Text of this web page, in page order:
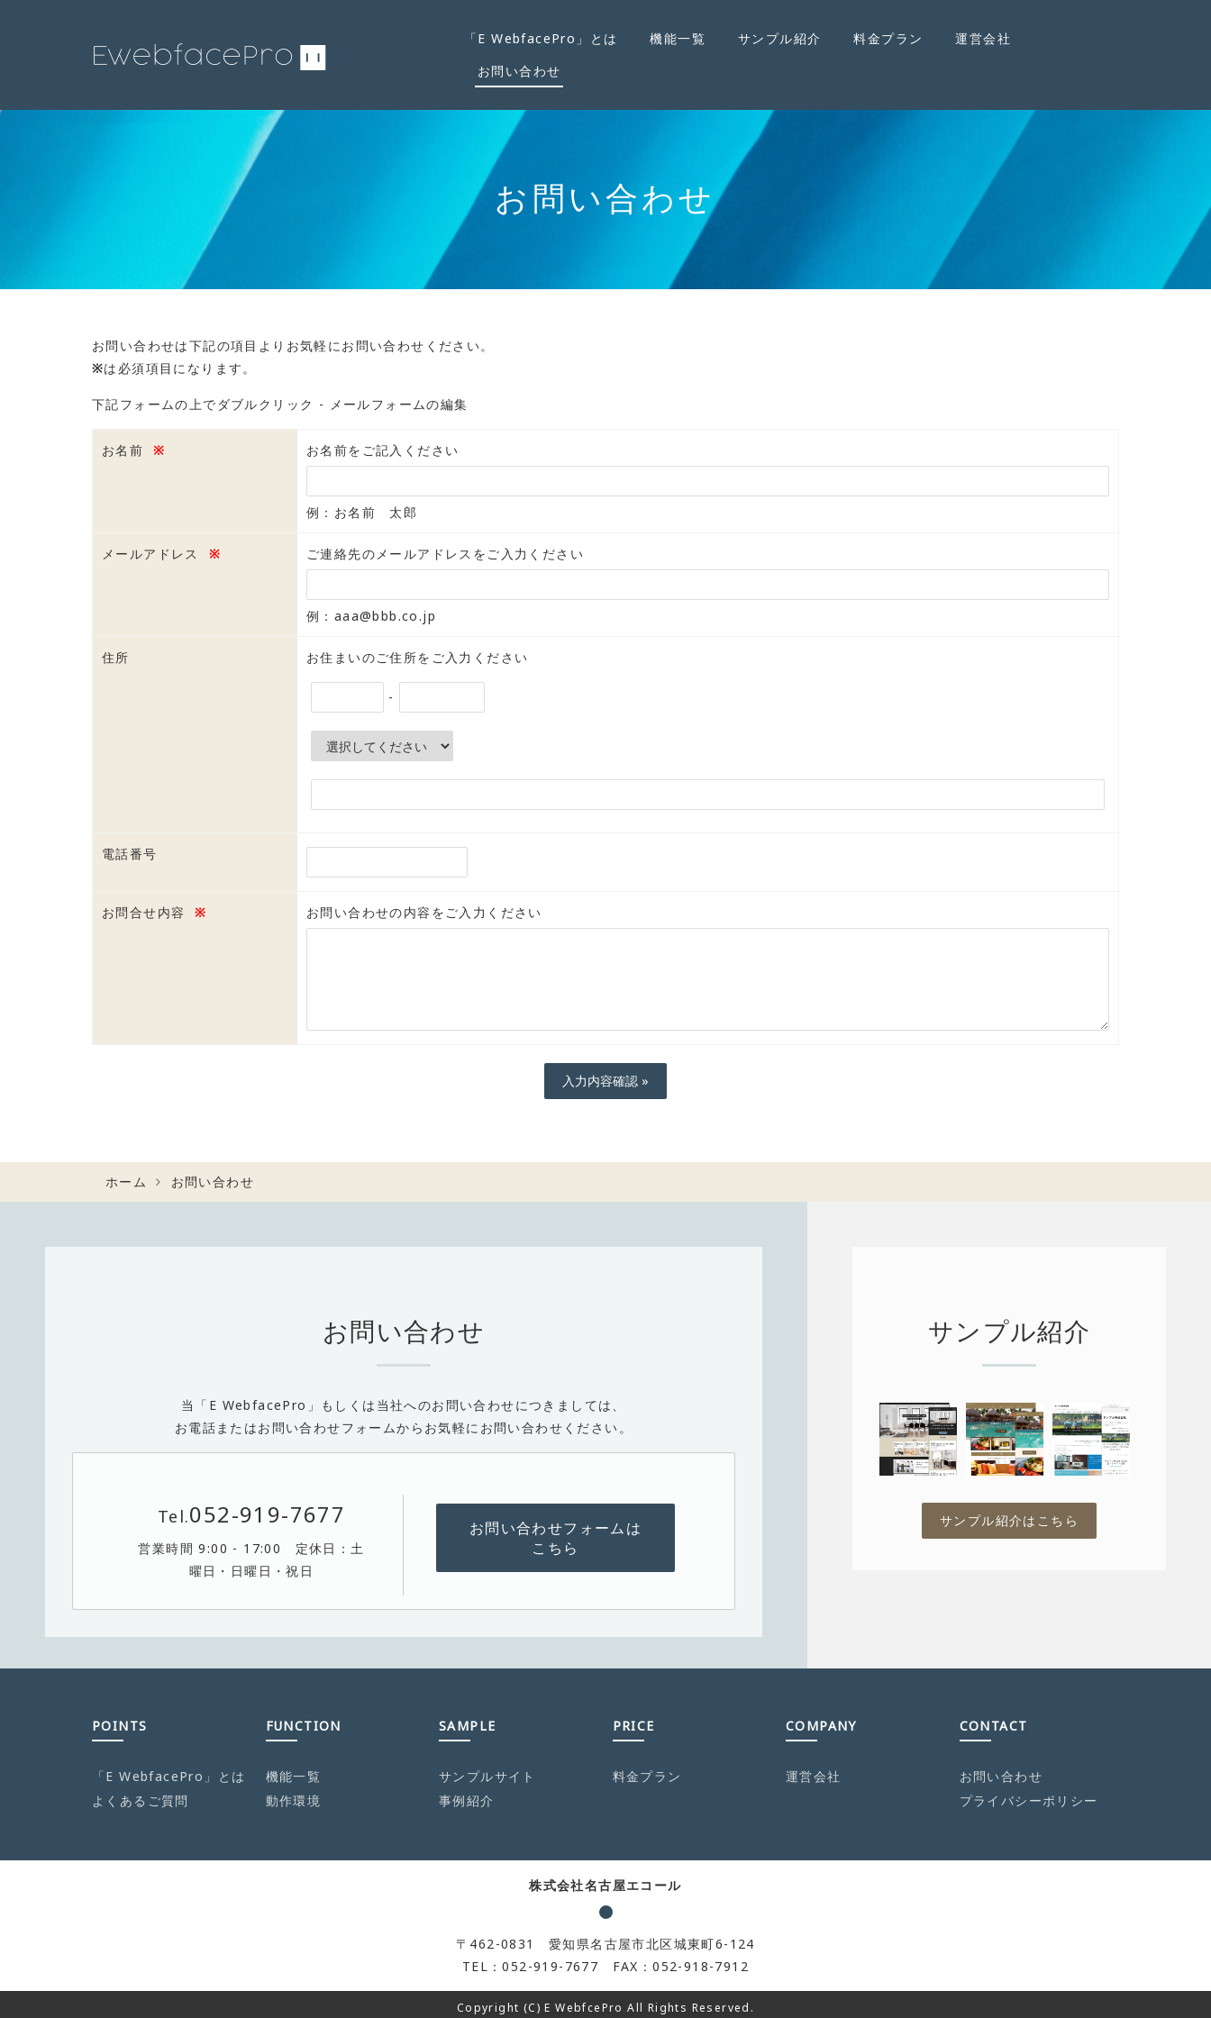
「E WebfacePro」とは 機能一覧 サンプル紹介 料金プラン
運営会社
お問い合わせ
お問い合わせ
お問い合わせは下記の項目よりお気軽にお問い合わせください。
※は必須項目になります。
下記フォームの上でダブルクリック - メールフォームの編集
お名前 ※ お名前をご記入ください
例：お名前 太郎
メールアドレス ※ ご連絡先のメールアドレスをご入力ください
例：aaa@bbb.co.jp
住所 お住まいのご住所をご入力ください
-
電話番号
お問合せ内容 ※ お問い合わせの内容をご入力ください
ホーム お問い合わせ
お問い合わせ
当「 E WebfacePro」 もしくは当社へのお問い合わせにつきましては、
お電話またはお問い合わせフォームからお気軽にお問い合わせください。
Tel.052-919-7677
営業時間 9:00 - 17:00 定休日：土
曜日・日曜日・祝日
お問い合わせフォームは
こちら
サンプル紹介
サンプル紹介はこちら
POINTS
「E WebfacePro」とは
よくあるご質問
FUNCTION
機能一覧
動作環境
SAMPLE
サンプルサイト
事例紹介
PRICE
料金プラン
COMPANY
運営会社
CONTACT
お問い合わせ
プライバシーポリシー
株式会社名古屋エコール
〒462-0831 愛知県名古屋市北区城東町6-124
TEL：052-919-7677 FAX：052-918-7912
Copyright (C) E WebfcePro All Rights Reserved.